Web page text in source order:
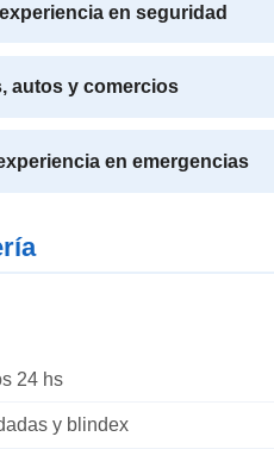
en seguridad
autos y comercios
en emergencias
24 hs
y blindex